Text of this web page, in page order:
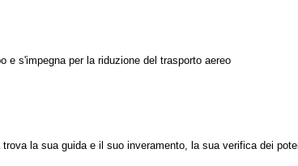
e s'impegna per la riduzione del trasporto aereo
la sua guida e il suo inveramento, la sua verifica dei